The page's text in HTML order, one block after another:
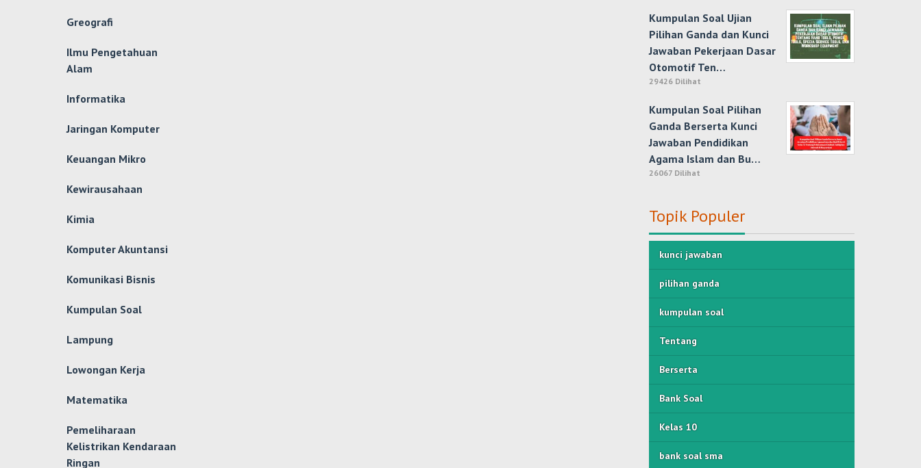
Greografi
Ilmu Pengetahuan
Alam
Informatika
Jaringan Komputer
Keuangan Mikro
Kewirausahaan
Kimia
Komputer Akuntansi
Komunikasi Bisnis
Kumpulan Soal
Lampung
Lowongan Kerja
Matematika
Pemeliharaan
Kelistrikan Kendaraan
Ringan
Kumpulan Soal Ujian
Pilihan Ganda dan Kunci
Jawaban Pekerjaan Dasar
Otomotif Ten…
29426 Dilihat
Kumpulan Soal Pilihan
Ganda Berserta Kunci
Jawaban Pendidikan
Agama Islam dan Bu…
26067 Dilihat
Topik Populer
kunci jawaban
pilihan ganda
kumpulan soal
Tentang
Berserta
Bank Soal
Kelas 10
bank soal sma